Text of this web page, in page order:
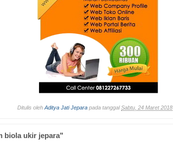
Ditulis oleh Aditya Jati Jepara pada tanggalSabtu, 24 Maret 2018
biola ukir jepara"